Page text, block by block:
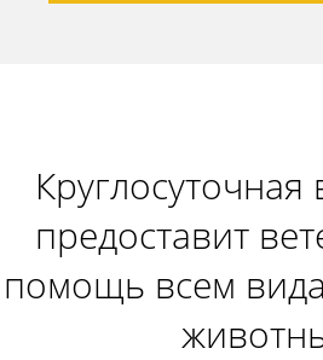
Круглосуточная
предоставит
помощь всем